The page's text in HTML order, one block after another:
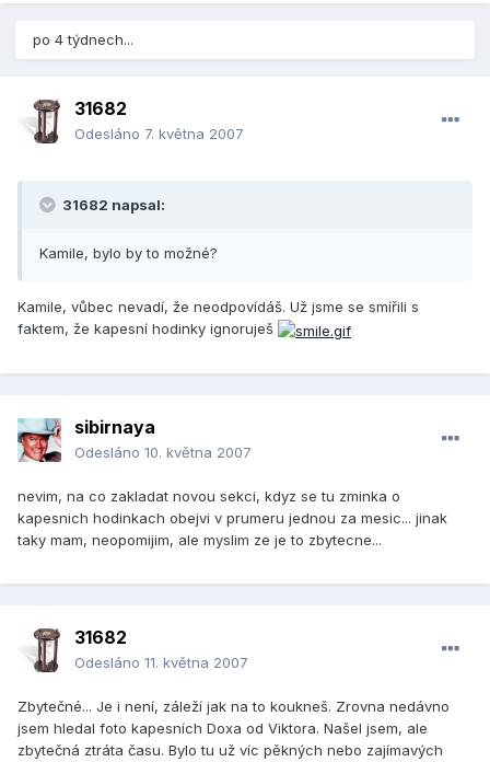
po 4 týdnech...
31682
Odesláno 7. května 2007
31682 napsal:
Kamile, bylo by to možné?
Kamile, vůbec nevadí, že neodpovídáš. Už jsme se smířili s
faktem, že kapesní hodinky ignoruješ
sibirnaya
Odesláno 10. května 2007
nevim, na co zakladat novou sekci, kdyz se tu zminka o
kapesnich hodinkach obejvi v prumeru jednou za mesic... jinak
taky mam, neopomijim, ale myslim ze je to zbytecne...
31682
Odesláno 11. května 2007
Zbytečné... Je i není, záleží jak na to koukneš. Zrovna nedávno
jsem hledal foto kapesních Doxa od Viktora. Našel jsem, ale
zbytečná ztráta času. Bylo tu už víc pěkných nebo zajímavých